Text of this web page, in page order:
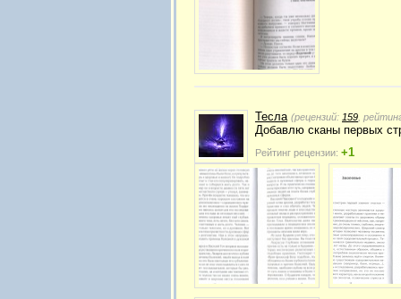
Тесла (рецензий: 159 ,
Добавлю сканы первых
Рейтинг рецензии: +1